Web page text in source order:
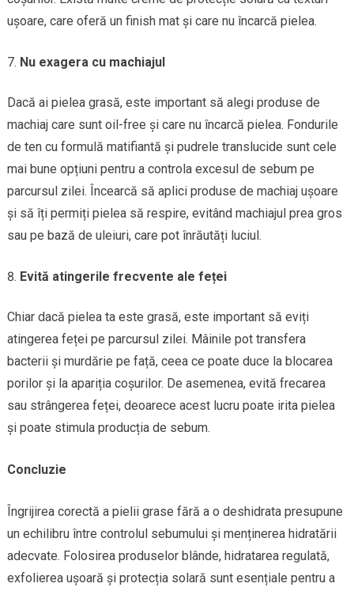
ușoare, care oferă un finish mat și care nu încarcă pielea.
Nu exagera cu machiajul
Dacă ai pielea grasă, este important să alegi produse de
machiaj care sunt oil-free și care nu încarcă pielea. Fondurile
de ten cu formulă matifiantă și pudrele translucide sunt cele
mai bune opțiuni pentru a controla excesul de sebum pe
parcursul zilei. Încearcă să aplici produse de machiaj ușoare
și să îți permiți pielea să respire, evitând machiajul prea gros
sau pe bază de uleiuri, care pot înrăutăți luciul.
Evită atingerile frecvente ale feței
Chiar dacă pielea ta este grasă, este important să eviți
atingerea feței pe parcursul zilei. Mâinile pot transfera
bacterii și murdărie pe față, ceea ce poate duce la blocarea
porilor și la apariția coșurilor. De asemenea, evită frecarea
sau strângerea feței, deoarece acest lucru poate irita pielea
și poate stimula producția de sebum.
Concluzie
Îngrijirea corectă a pielii grase fără a o deshidrata presupune
un echilibru între controlul sebumului și menținerea hidratării
adecvate. Folosirea produselor blânde, hidratarea regulată,
exfolierea ușoară și protecția solară sunt esențiale pentru a